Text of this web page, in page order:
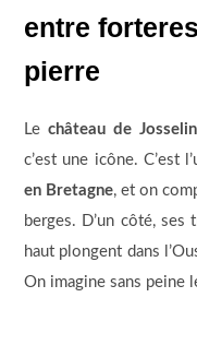
entre
pierre
Le château de Josselin
c’est une icône. C’est
en Bretagne, et on
berges. D’un côté,
haut plongent dans
On imagine sans peine